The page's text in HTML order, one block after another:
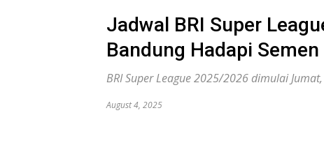
Jadwal BRI Super
Bandung Hadapi Semen
BRI Super League 2025/2026 dimulai
August 4, 2025